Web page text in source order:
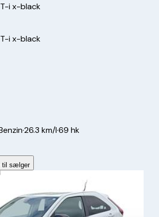
i x-black
i x-black
·26.3 km/l·69 hk
til sælger